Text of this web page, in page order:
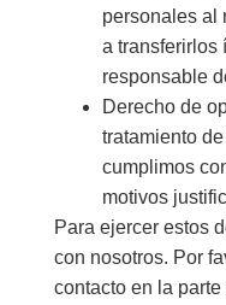
personales al
a transferirlos
responsable
Derecho de
tratamiento
cumplimos
motivos
Para ejercer estos
con nosotros. Por
contacto en la